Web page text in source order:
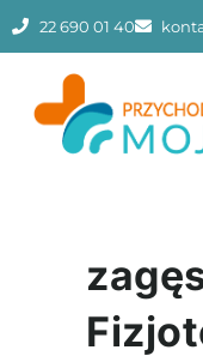
22 690 01 40